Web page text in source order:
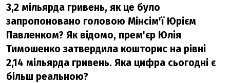
3,2 мільярда гривень, як це було
запропоновано головою Мінсім'ї Юрієм
Павленком? Як відомо, прем'єр Юлія
Тимошенко затвердила кошторис на рівні
2,14 мільярда гривень. Яка цифра сьогодні є
більш реальною?